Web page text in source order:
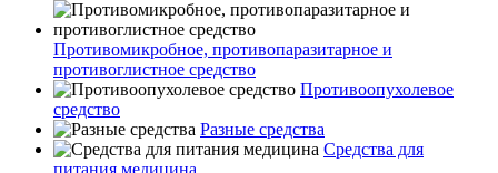
Противомикробное, противопаразитарное и
противоглистное средство
Противоопухолевое
средство
Разные средства
Средства для
питания медицина